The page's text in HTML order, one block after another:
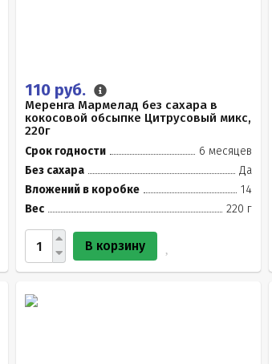
110 руб.
Меренга Мармелад без сахара в
кокосовой обсыпке Цитрусовый микс,
220г
Срок годности
6 месяцев
Без сахара
Да
Вложений в коробке
14
Вес
220 г
В корзину